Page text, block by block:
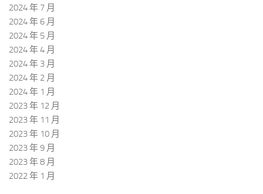
2024 年 7 月
2024 年 6 月
2024 年 5 月
2024 年 4 月
2024 年 3 月
2024 年 2 月
2024 年 1 月
2023 年 12 月
2023 年 11 月
2023 年 10 月
2023 年 9 月
2023 年 8 月
2022 年 1 月